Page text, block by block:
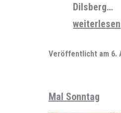
Dilsberg…
Mal
weiterlesen
Veröffentlicht am 6.
Mal Sonntag